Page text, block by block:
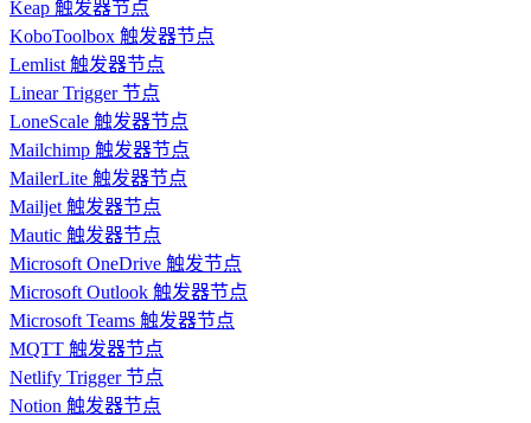
Keap 触发器节点
KoboToolbox 触发器节点
Lemlist 触发器节点
Linear Trigger 节点
LoneScale 触发器节点
Mailchimp 触发器节点
MailerLite 触发器节点
Mailjet 触发器节点
Mautic 触发器节点
Microsoft OneDrive 触发节点
Microsoft Outlook 触发器节点
Microsoft Teams 触发器节点
MQTT 触发器节点
Netlify Trigger 节点
Notion 触发器节点